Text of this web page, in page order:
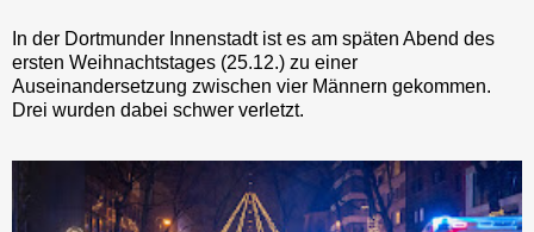
In der Dortmunder Innenstadt ist es am späten Abend des
ersten Weihnachtstages (25.12.) zu einer
Auseinandersetzung zwischen vier Männern gekommen.
Drei wurden dabei schwer verletzt.